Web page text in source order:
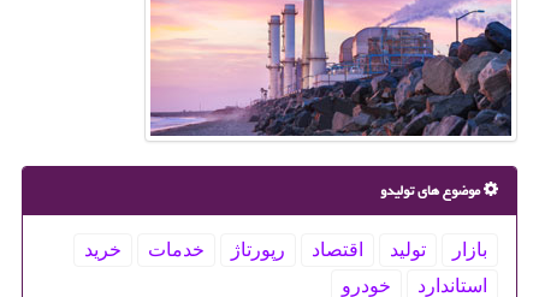
موضوع های تولیدو
بازار تولید اقتصاد رپورتاژ خدمات
خرید
استاندارد
خودرو